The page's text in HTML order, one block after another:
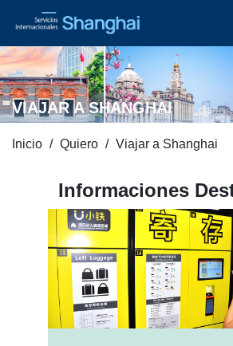
VIAJAR A SHANGHAI
Inicio Quiero Viajar a Shanghai
Informaciones